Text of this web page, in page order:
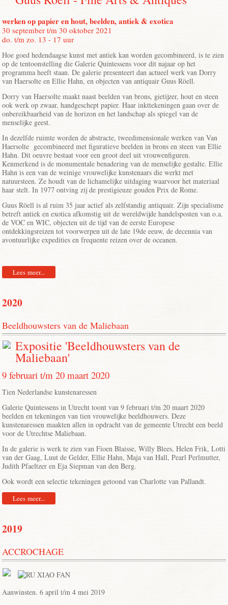
werken op papier en hout, beelden, antiek & exotica
30 september t/m 30 oktober 2021
do. t/m zo. 13 - 17 uur
Hoe goed hedendaagse kunst met antiek kan worden gecombineerd, is te zien
op de tentoonstelling die Galerie Quintessens voor dit najaar op het
programma heeft staan. De galerie presenteert dan actueel werk van Dorry
van Haersolte en Ellie Hahn, en objecten van antiquair Guus Röell.
Dorry van Haersolte maakt naast beelden van brons, gietijzer, hout en steen
ook werk op zwaar, handgeschept papier. Haar inkttekeningen gaan over de
onbereikbaarheid van de horizon en het landschap als spiegel van de
menselijke geest.
In dezelfde ruimte worden de abstracte, tweedimensionale werken van Van
Haersolte gecombineerd met figuratieve beelden in brons en steen van Ellie
Hahn. Dit oeuvre bestaat voor een groot deel uit vrouwenfiguren.
Kenmerkend is de monumentale benadering van de menselijke gestalte. Ellie
Hahn is een van de weinige vrouwelijke kunstenaars die werkt met
natuursteen. Ze houdt van de lichamelijke uitdaging waarvoor het materiaal
haar stelt. In 1977 ontving zij de prestigieuze gouden Prix de Rome.
Guus Röell is al ruim 35 jaar actief als zelfstandig antiquair. Zijn specialisme
betreft antiek en exotica afkomstig uit de wereldwijde handelsposten van o.a.
de VOC en WIC, objecten uit de tijd van de eerste Europese
ontdekkingsreizen tot voorwerpen uit de late 19de eeuw, de decennia van
avontuurlijke expedities en frequente reizen over de oceanen.
Lees meer...
2020
Beeldhouwsters van de Maliebaan
Expositie 'Beeldhouwsters van de
Maliebaan'
9 februari t/m 20 maart 2020
Tien Nederlandse kunstenaressen
Galerie Quintessens in Utrecht toont van 9 februari t/m 20 maart 2020
beelden en tekeningen van tien vrouwelijke beeldhouwers. Deze
kunstenaressen maakten allen in opdracht van de gemeente Utrecht een beeld
voor de Utrechtse Maliebaan.
In de galerie is werk te zien van Fioen Blaisse, Willy Blees, Helen Frik, Lotti
van der Gaag, Luut de Gelder, Ellie Hahn, Maja van Hall, Pearl Perlmutter,
Judith Pfaeltzer en Eja Siepman van den Berg.
Ook wordt een selectie tekeningen getoond van Charlotte van Pallandt.
Lees meer...
2019
ACCROCHAGE
Aanwinsten. 6 april t/m 4 mei 2019